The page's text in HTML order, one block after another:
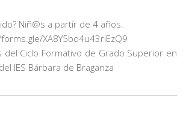
Niñ@s a partir de 4 años.
XA8Y5bo4u43riEzQ9
del Ciclo Formativo de Grado Superior en
IES Bárbara de Braganza